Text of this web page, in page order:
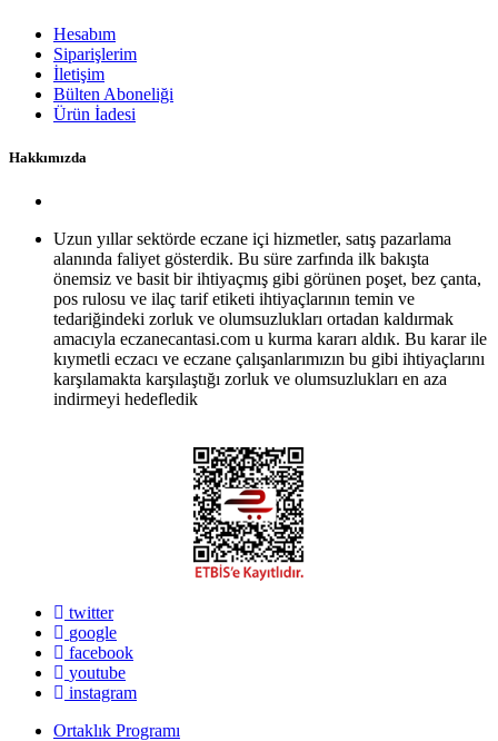
Hesabım
Siparişlerim
İletişim
Bülten Aboneliği
Ürün İadesi
Hakkımızda
Uzun yıllar sektörde eczane içi hizmetler, satış pazarlama
alanında faliyet gösterdik. Bu süre zarfında ilk bakışta
önemsiz ve basit bir ihtiyaçmış gibi görünen poşet, bez çanta,
pos rulosu ve ilaç tarif etiketi ihtiyaçlarının temin ve
tedariğindeki zorluk ve olumsuzlukları ortadan kaldırmak
amacıyla eczanecantasi.com u kurma kararı aldık. Bu karar ile
kıymetli eczacı ve eczane çalışanlarımızın bu gibi ihtiyaçlarını
karşılamakta karşılaştığı zorluk ve olumsuzlukları en aza
indirmeyi hedefledik
twitter
google
facebook
youtube
instagram
Ortaklık Programı